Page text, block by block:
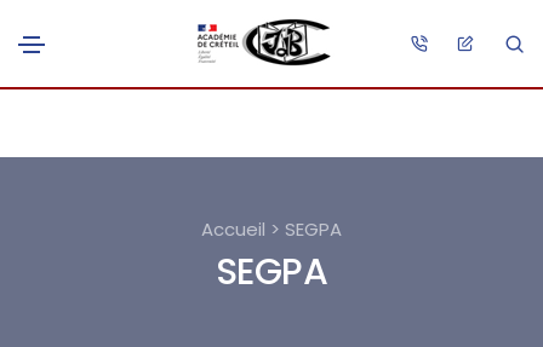
Accueil > SEGPA
SEGPA